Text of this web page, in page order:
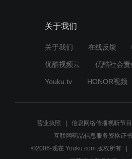
关于我们
关于我们 在线反馈
优酷视频云 优酷社会
Youku.tv HONOR视频
营业执照 信息网络传播视听节
互联网药品信息服务资格证
©2006-现在 Youku.com 版权所有